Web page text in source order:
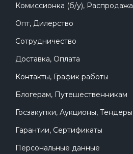
Комиссионка (б/у), Распродажа
Опт, Дилерство
Сотрудничество
Доставка, Оплата
Контакты, График работы
Блогерам, Путешественникам
Госзакупки, Аукционы, Тендеры
Гарантии, Сертификаты
Персональные данные